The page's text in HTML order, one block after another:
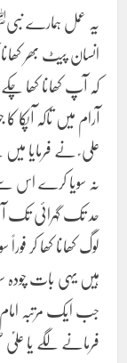
یہ عمل ہمارے
انسان پیٹ بھر
کہ آپ کھانا کھا
آرام میں تاکہ
علی ؑ نے فرمایا
نہ سویا کرے اس
حد تک گہرائی تک آ
لوگ کھانا کھا کر
ہیں یہی بات
جب ایک مرتبہ
فرمانے لگے یا علیؑ